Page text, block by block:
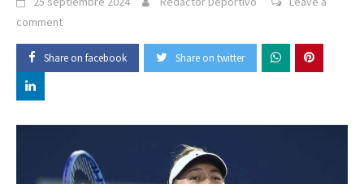
comment
Share on facebook Share on twitter